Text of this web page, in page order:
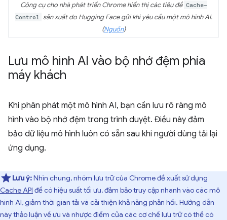
Công cụ cho nhà phát triển Chrome hiển thị các tiêu đề Cache-
Control sản xuất do Hugging Face gửi khi yêu cầu một mô hình AI.
(Nguồn)
Lưu mô hình AI vào bộ nhớ đệm phía
máy khách
Khi phân phát một mô hình AI, bạn cần lưu rõ ràng mô
hình vào bộ nhớ đệm trong trình duyệt. Điều này đảm
bảo dữ liệu mô hình luôn có sẵn sau khi người dùng tải lại
ứng dụng.
Lưu ý:Nhìn chung, nhóm lưu trữ của Chrome đề xuất sử dụng
Cache API để có hiệu suất tối ưu, đảm bảo truy cập nhanh vào các mô
hình AI, giảm thời gian tải và cải thiện khả năng phản hồi. Hướng dẫn
này thảo luận về ưu và nhược điểm của các cơ chế lưu trữ có thể có